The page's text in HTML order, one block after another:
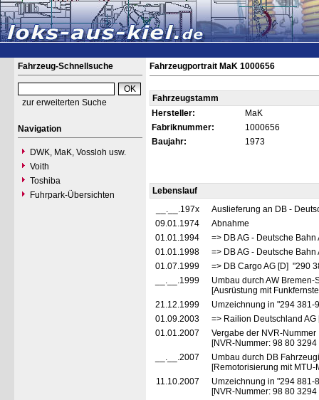
Fahrzeug-Schnellsuche
zur erweiterten Suche
Navigation
DWK, MaK, Vossloh usw.
Voith
Toshiba
Fuhrpark-Übersichten
Fahrzeugportrait MaK 1000656
Fahrzeugstamm
Hersteller:
MaK
Fabriknummer:
1000656
Baujahr:
1973
Lebenslauf
__.__.197x
Auslieferung an DB -
09.01.1974
Abnahme
01.01.1994
=> DB AG - Deutsche
01.01.1998
=> DB AG - Deutsche
01.07.1999
=> DB Cargo AG [D] "290
__.__.1999
Umbau durch AW
[Ausrüstung mit
21.12.1999
Umzeichnung in "294 381-
01.09.2003
=> Railion Deutschland
01.01.2007
Vergabe der NVR-Nummer
[NVR-Nummer: 98 80
__.__.2007
Umbau durch DB
[Remotorisierung mit
11.10.2007
Umzeichnung in "294 881-
[NVR-Nummer: 98 80